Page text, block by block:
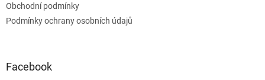
Obchodní podmínky
Podmínky ochrany osobních údajů
Facebook